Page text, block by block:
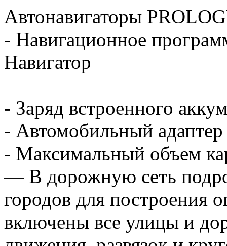
Автонавигаторы
- Навигационное
Навигатор
- Заряд встроенного
- Автомобильный адаптер
- Максимальный объем
— В дорожную сеть
городов для построения
включены все улицы и